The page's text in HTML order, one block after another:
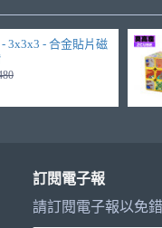
- 3x3x3 - 合金貼片磁
訂閱電子報
請訂閱電子報以免